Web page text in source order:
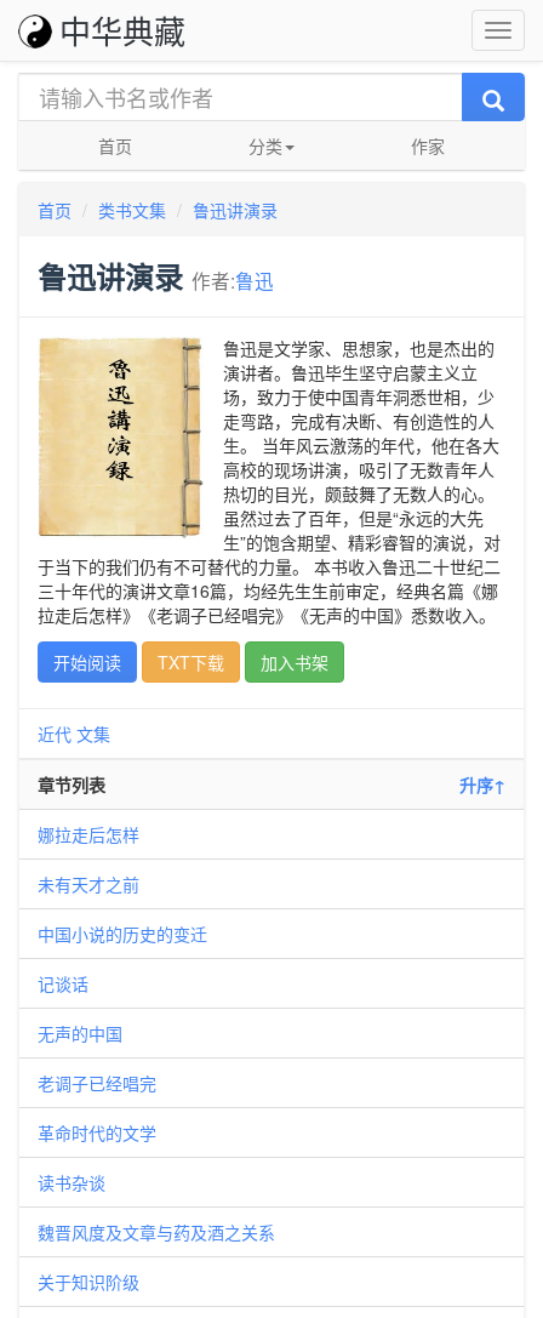
中华典藏
首页 分类 作家
首页 类书文集 鲁迅讲演录
鲁迅讲演录 作者:鲁迅
鲁迅是文学家、思想家，也是杰出的
演讲者。鲁迅毕生坚守启蒙主义立
场，致力于使中国青年洞悉世相，少
走弯路，完成有决断、有创造性的人
生。 当年风云激荡的年代，他在各大
高校的现场讲演，吸引了无数青年人
热切的目光，颇鼓舞了无数人的心。
虽然过去了百年，但是“永远的大先
生”的饱含期望、精彩睿智的演说，对
于当下的我们仍有不可替代的力量。 本书收入鲁迅二十世纪二
三十年代的演讲文章16篇，均经先生生前审定，经典名篇《娜
拉走后怎样》《老调子已经唱完》《无声的中国》悉数收入。
开始阅读
TXT下载 加入书架
近代 文集
章节列表 升序↑
娜拉走后怎样
未有天才之前
中国小说的历史的变迁
记谈话
无声的中国
老调子已经唱完
革命时代的文学
读书杂谈
魏晋风度及文章与药及酒之关系
关于知识阶级